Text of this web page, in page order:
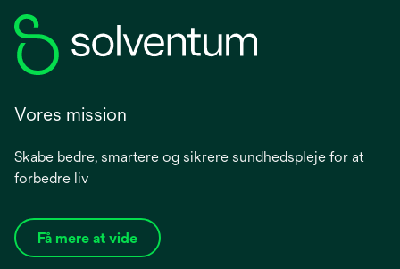
Vores mission
Skabe bedre, smartere og sikrere sundhedspleje for at
forbedre liv
Få mere at vide